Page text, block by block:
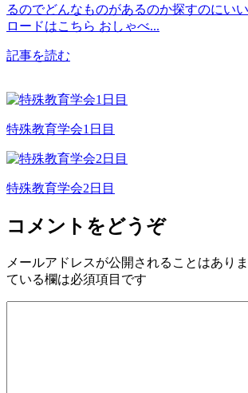
るのでどんなものがあるのか探すのにい
ロードはこちら おしゃべ...
記事を読む
特殊教育学会1日目
特殊教育学会2日目
コメントをどうぞ
メールアドレスが公開されることはありま
ている欄は必須項目です